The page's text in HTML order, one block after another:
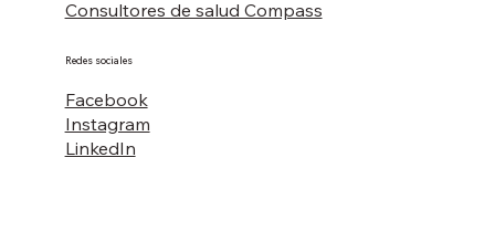
Consultores de salud Compass
Redes sociales
Facebook
Instagram
LinkedIn